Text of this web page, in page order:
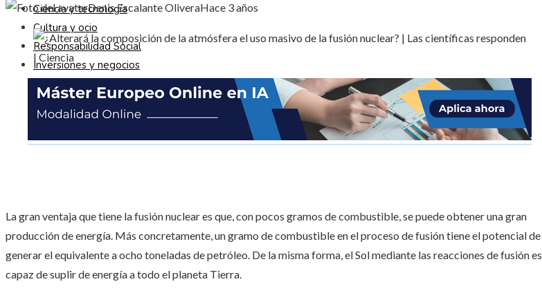
Ciencia y tecnología
Cultura y ocio
Responsabilidad Social
Inversiones y negocios
Denis Escalante OliveraHace 3 años
La gran ventaja que tiene la fusión nuclear es que, con pocos gramos de combustible, se puede obtener una gran
producción de energía. Más concretamente, un gramo de combustible en el proceso de fusión tiene el potencial de
generar el equivalente a ocho toneladas de petróleo. De la misma forma, el Sol mediante las reacciones de fusión es
capaz de suplir de energía a todo el planeta Tierra.